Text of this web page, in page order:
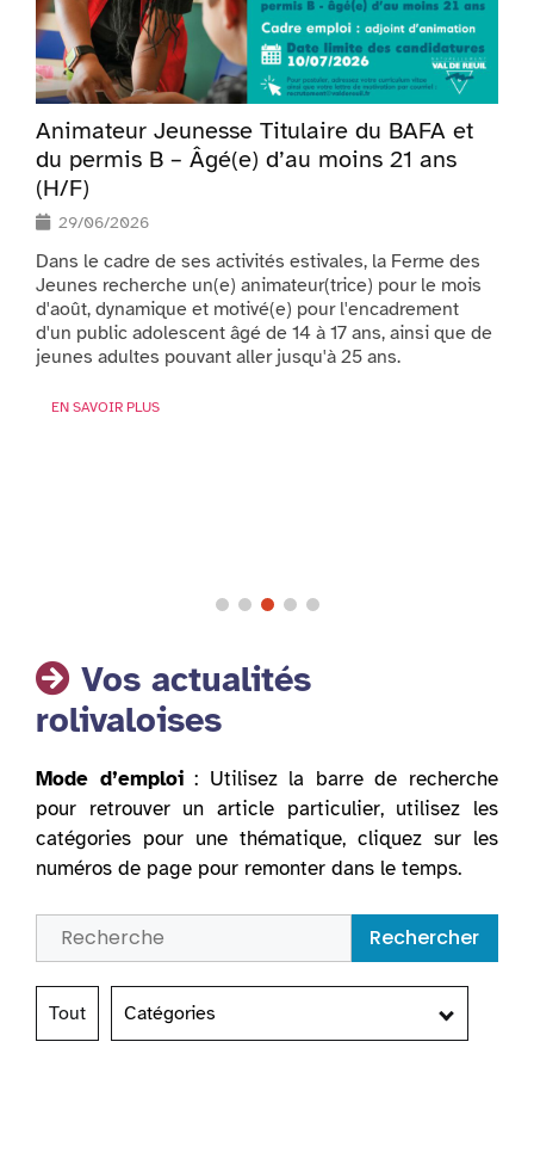
Animateur Jeunesse Titulaire du BAFA et
du permis B – Âgé(e) d’au moins 21 ans
(H/F)
29/06/2026
Dans le cadre de ses activités estivales, la Ferme des
Jeunes recherche un(e) animateur(trice) pour le mois
d'août, dynamique et motivé(e) pour l'encadrement
d'un public adolescent âgé de 14 à 17 ans, ainsi que de
jeunes adultes pouvant aller jusqu'à 25 ans.
EN SAVOIR PLUS
Vos actualités
rolivaloises
Mode d’emploi: Utilisez la barre de recherche
pour retrouver un article particulier, utilisez les
catégories pour une thématique, cliquez sur les
numéros de page pour remonter dans le temps.
Rechercher
Tout Catégories